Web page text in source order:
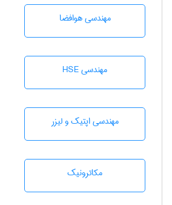
مهندسی هوافضا
مهندسی HSE
مهندسی اپتیک و لیزر
مکاترونیک